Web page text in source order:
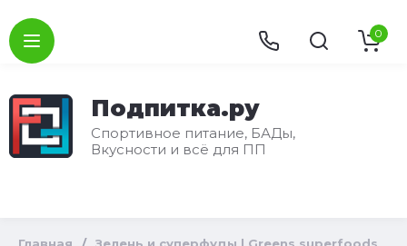
Подпитка.ру
Спортивное питание, БАДы,
Вкусности и всё для ПП
0